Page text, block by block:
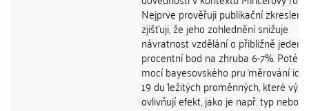
Nejprve prověřuji publikační zkreslení
zjišťuji, že jeho zohlednění snižuje
návratnost vzdělání o přibližně jeden
procentní bod na zhruba 6-7%. Poté
mocí bayesovského pru ̇měrování
19 du ̇ležitých proměnných, které
ovlivňují efekt, jako je např. typ nebo